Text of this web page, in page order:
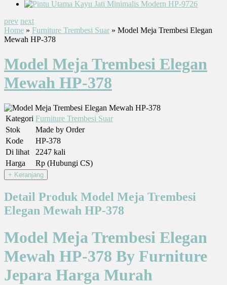
prev next
Home » Furniture Trembesi Suar » Model Meja Trembesi Elegan
Mewah HP-378
Model Meja Trembesi Elegan
Mewah HP-378
Kategori Furniture Trembesi Suar
Stok
Made by Order
Kode
HP-378
Di lihat
2247 kali
Harga
Rp (Hubungi CS)
Detail Produk Model Meja Trembesi
Elegan Mewah HP-378
Model Meja Trembesi Elegan
Mewah HP-378 By Furniture
Jepara Harga Murah